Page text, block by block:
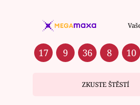
17 9 36 8 10
ZKUSTE ŠTĚSTÍ